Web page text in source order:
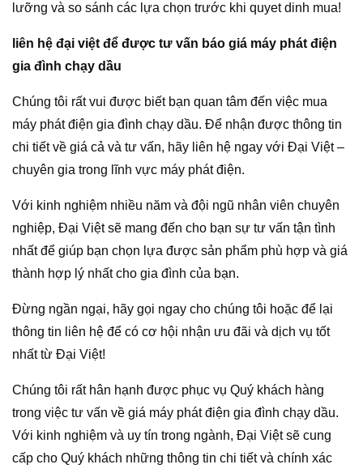
lưỡng và so sánh các lựa chọn trước khi quyet dinh mua!
liên hệ đại việt để được tư vấn báo giá máy phát điện
gia đình chạy dầu
Chúng tôi rất vui được biết bạn quan tâm đến việc mua
máy phát điện gia đình chạy dầu. Để nhận được thông tin
chi tiết về giá cả và tư vấn, hãy liên hệ ngay với Đại Việt –
chuyên gia trong lĩnh vực máy phát điện.
Với kinh nghiệm nhiều năm và đội ngũ nhân viên chuyên
nghiệp, Đại Việt sẽ mang đến cho bạn sự tư vấn tận tình
nhất để giúp bạn chọn lựa được sản phẩm phù hợp và giá
thành hợp lý nhất cho gia đình của bạn.
Đừng ngần ngại, hãy gọi ngay cho chúng tôi hoặc để lại
thông tin liên hệ để có cơ hội nhận ưu đãi và dịch vụ tốt
nhất từ Đại Việt!
Chúng tôi rất hân hạnh được phục vụ Quý khách hàng
trong việc tư vấn về giá máy phát điện gia đình chạy dầu.
Với kinh nghiệm và uy tín trong ngành, Đại Việt sẽ cung
cấp cho Quý khách những thông tin chi tiết và chính xác